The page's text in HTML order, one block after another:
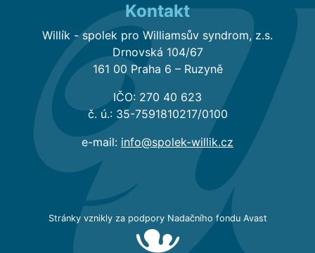
Anglie arteterapie canisterapie
děti FEWS fotogalerie
logopedie maminky muzikoterapie Občasník online
pobyt pobyty PR publikace seminář Slovensko sport
spot televize terapie tábor
Williamsův
syndrom
zoom ČAVO činnost článek
Willíci – Krátký film o dětech
s Williamsovým syndromem
Kontakt
Willík - spolek pro Williamsův syndrom, z.s.
Drnovská 104/67
161 00 Praha 6 – Ruzyně
IČO: 270 40 623
č. ú.: 35-7591810217/0100
e-mail: info@spolek-willik.cz
Stránky vznikly za podpory Nadačního fondu Avast